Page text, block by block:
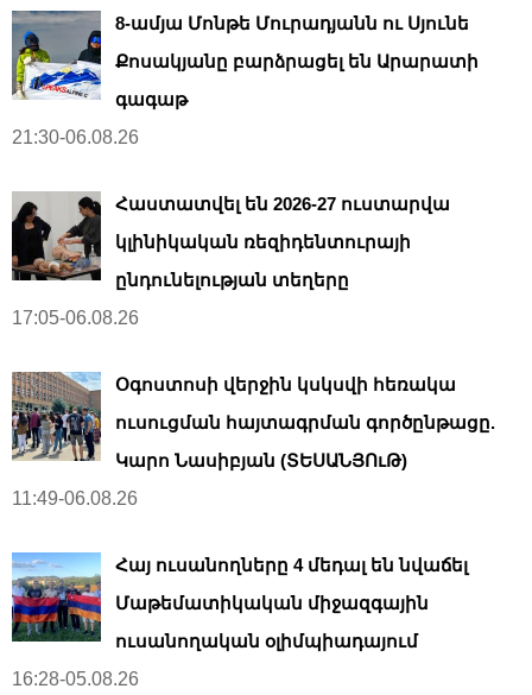
8-ամյա Մոնթե Մուրադյանն ու Սյունե
Քոսակյանը բարձրացել են Արարատի
գագաթ
21:30-06.08.26
Հաստատվել են 2026-27 ուստարվա
կլինիկական ռեզիդենտուրայի
ընդունելության տեղերը
17:05-06.08.26
Օգոստոսի վերջին կսկսվի հեռակա
ուսուցման հայտագրման գործընթացը.
Կարո Նասիբյան (ՏԵՍԱՆՅՈւԹ)
11:49-06.08.26
Հայ ուսանողները 4 մեդալ են նվաճել
Մաթեմատիկական միջազգային
ուսանողական օլիմպիադայում
16:28-05.08.26